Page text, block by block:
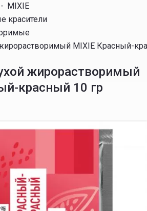
- MIXIE
красители
MIXIE Красный-
жирорастворимый
красный 10 гр